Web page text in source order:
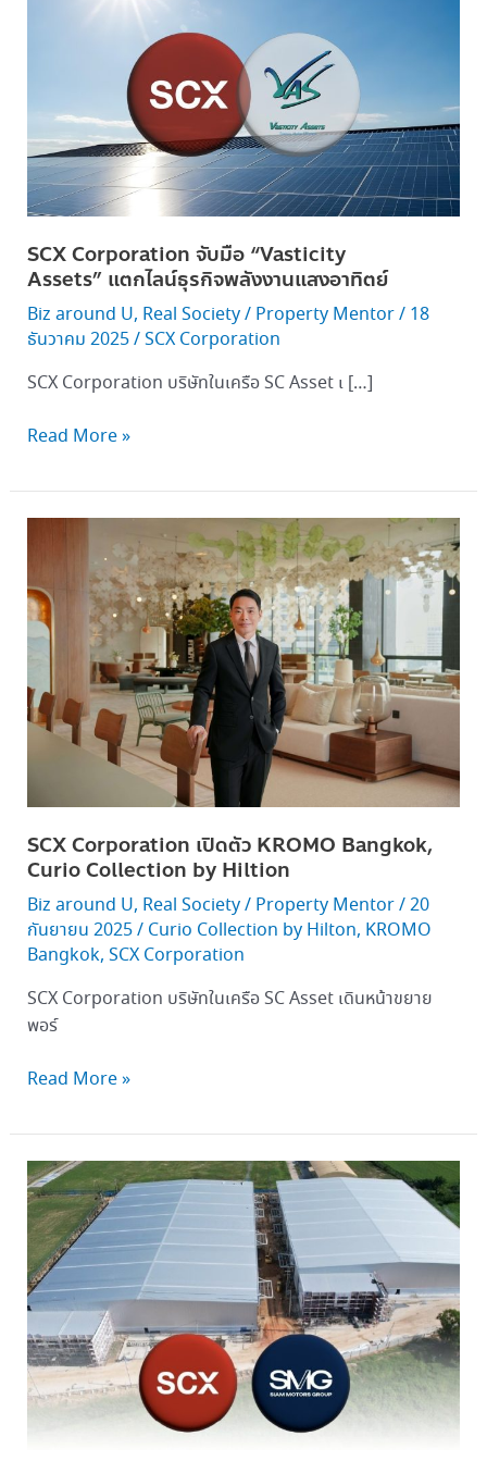
SCX Corporation จับมือ “Vasticity
Assets” แตกไลน์ธุรกิจพลังงานแสงอาทิตย์
Biz around U, Real Society/ Property Mentor/ 18
ธันวาคม 2025/SCX Corporation
SCX Corporation บริษัทในเครือ SC Asset เ […]
Corporation จับ
ธุรกิจ
พลังงาน
แสง
อาทิตย์
Read More »
SCX Corporation เปิดตัว KROMO Bangkok,
Curio Collection by Hiltion
Biz around U, Real Society/ Property Mentor/20
กันยายน 2025/ Curio Collection by Hilton, KROMO
Bangkok, SCX Corporation
SCX Corporation บริษัทในเครือ SC Asset เดินหน้าขยาย
พอร์
Corporation เปิด
ตัว KROMO
Bangkok,
Curio Collection by
Read More »
SCX
Corporation ผนึก
สยาม
กล
การ
บุก
อมตะ
ซิตี้
ชลบุรี
ร่วม